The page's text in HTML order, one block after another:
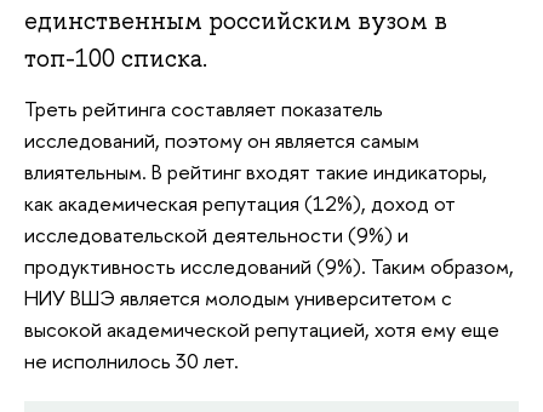
единственным российским вузом в
топ-100 списка.
Треть рейтинга составляет показатель
исследований, поэтому он является самым
влиятельным. В рейтинг входят такие индикаторы,
как академическая репутация (12%), доход от
исследовательской деятельности (9%) и
продуктивность исследований (9%). Таким образом,
НИУ ВШЭ является молодым университетом с
высокой академической репутацией, хотя ему еще
не исполнилось 30 лет.